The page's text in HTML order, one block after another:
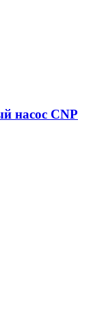
насос CNP